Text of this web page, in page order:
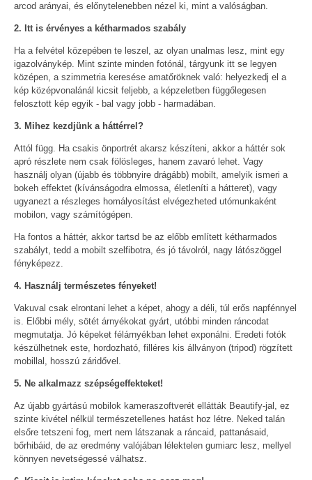
arcod arányai, és előnytelenebben nézel ki, mint a valóságban.
2. Itt is érvényes a kétharmados szabály
Ha a felvétel közepében te leszel, az olyan unalmas lesz, mint egy
igazolványkép. Mint szinte minden fotónál, tárgyunk itt se legyen
középen, a szimmetria keresése amatőröknek való: helyezkedj el a
kép középvonalánál kicsit feljebb, a képzeletben függőlegesen
felosztott kép egyik - bal vagy jobb - harmadában.
3. Mihez kezdjünk a háttérrel?
Attól függ. Ha csakis önportrét akarsz készíteni, akkor a háttér sok
apró részlete nem csak fölösleges, hanem zavaró lehet. Vagy
használj olyan (újabb és többnyire drágább) mobilt, amelyik ismeri a
bokeh effektet (kívánságodra elmossa, életleníti a hátteret), vagy
ugyanezt a részleges homályosítást elvégezheted utómunkaként
mobilon, vagy számítógépen.
Ha fontos a háttér, akkor tartsd be az előbb említett kétharmados
szabályt, tedd a mobilt szelfibotra, és jó távolról, nagy látószöggel
fényképezz.
4. Használj természetes fényeket!
Vakuval csak elrontani lehet a képet, ahogy a déli, túl erős napfénnyel
is. Előbbi mély, sötét árnyékokat gyárt, utóbbi minden ráncodat
megmutatja. Jó képeket félárnyékban lehet exponálni. Eredeti fotók
készülhetnek este, hordozható, filléres kis állványon (tripod) rögzített
mobillal, hosszú záridővel.
5. Ne alkalmazz szépségeffekteket!
Az újabb gyártású mobilok kameraszoftverét ellátták Beautify-jal, ez
szinte kivétel nélkül természetellenes hatást hoz létre. Neked talán
elsőre tetszeni fog, mert nem látszanak a ráncaid, pattanásaid,
bőrhibáid, de az eredmény valójában lélektelen gumiarc lesz, mellyel
könnyen nevetségessé válhatsz.